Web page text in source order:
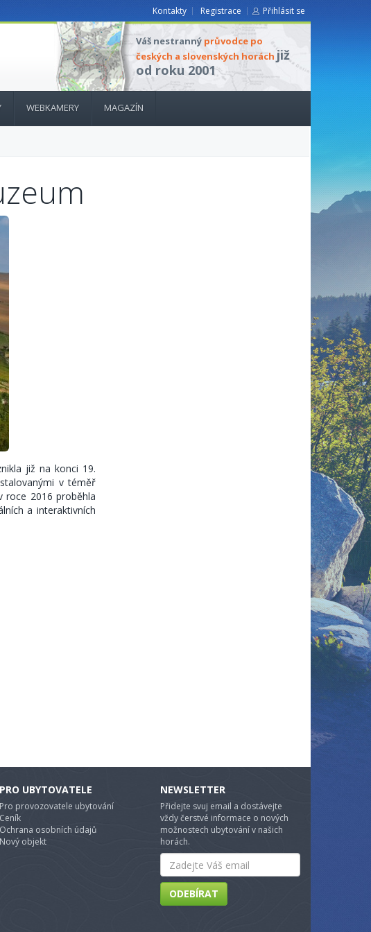
Kontakty Registrace Přihlásit se
Váš nestranný průvodce po
českých a slovenských horách již
od roku 2001
WEBKAMERY MAGAZÍN
již na konci 19.
v téměř
roce 2016 proběhla
a interaktivních
PRO UBYTOVATELE
Pro provozovatele ubytování
Ceník
Ochrana osobních údajů
Nový objekt
NEWSLETTER
Přidejte svuj email a dostávejte
vždy čerstvé informace o nových
možnostech ubytování v našich
horách.
Email
ODEBÍRAT